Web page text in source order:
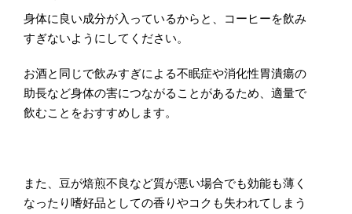
身体に良い成分が入っているからと、コーヒーを飲み
すぎないようにしてください。
お酒と同じで飲みすぎによる不眠症や消化性胃潰瘍の
助長など身体の害につながることがあるため、適量で
飲むことをおすすめします。
また、豆が焙煎不良など質が悪い場合でも効能も薄く
なったり嗜好品としての香りやコクも失われてしまう